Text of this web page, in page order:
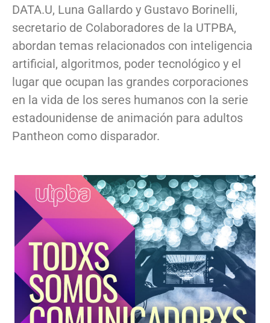
DATA.U, Luna Gallardo y Gustavo Borinelli,
secretario de Colaboradores de la UTPBA,
abordan temas relacionados con inteligencia
artificial, algoritmos, poder tecnológico y el
lugar que ocupan las grandes corporaciones
en la vida de los seres humanos con la serie
estadounidense de animación para adultos
Pantheon como disparador.